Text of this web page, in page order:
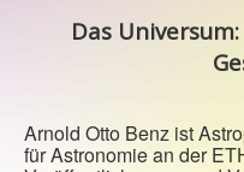
Kontakt
Impressum
Das
Arnold Otto Benz ist
für Astronomie an der